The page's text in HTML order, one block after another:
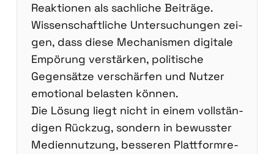
Reak­tio­nen als sach­li­che Bei­trä­ge.
Wis­sen­schaft­li­che Unter­su­chun­gen zei­
gen, dass die­se Mecha­nis­men digi­ta­le
Empö­rung ver­stär­ken, poli­ti­sche
Gegen­sät­ze ver­schär­fen und Nut­zer
emo­tio­nal belas­ten kön­nen.
Die Lösung liegt nicht in einem voll­stän­
di­gen Rück­zug, son­dern in bewuss­ter
Medi­en­nut­zung, bes­se­ren Platt­form­re­